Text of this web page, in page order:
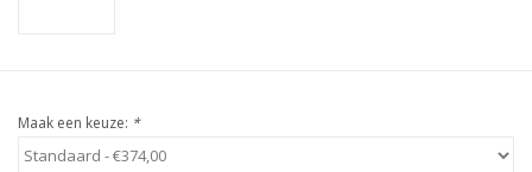
Maak een keuze: *